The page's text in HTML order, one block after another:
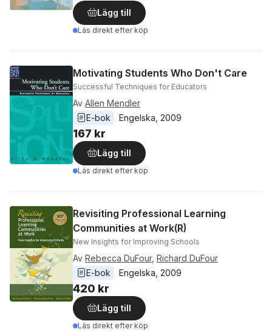
Lägg till
Läs direkt efter köp
Motivating Students Who Don't Care
Successful Techniques for Educators
Av Allen Mendler
E-bok
Engelska 2009
167 kr
Lägg till
Läs direkt efter köp
Revisiting Professional Learning
Communities at Work(R)
New Insights for Improving Schools
Av Rebecca DuFour, Richard DuFour
E-bok
Engelska 2009
420 kr
Lägg till
Läs direkt efter köp